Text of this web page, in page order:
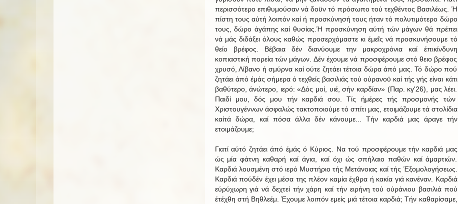
περισσότερο επιθυμούσαν νά δοϋν τό πρόσωπο τού τεχθέντος Βασιλέως. Ή
πίστη τους αύτή λοιπόν καί ή προσκύνησή τους ήταν τό πολυτιμότερο δώρο
τους, δώρο άγάπης καί θυσίας.Ή προσκύνηση αύτή τών μάγων θά πρέπει
νά μάς διδάξει όλους καθώς προσερχόμαστε κι έμεΐς νά προσκυνήσουμε τό
θείο βρέφος. Βέβαια δέν διανύουμε την μακροχρόνια καί έπικίνδυνη
κοπιαστική πορεία τών μάγων. Δέν έχουμε νά προσφέρουμε στό θειο βρέφος
χρυσό, Λίβανο ή σμύρνα καί ούτε ζητάει τέτοια δώρα άπό μας. Τό δώρο πού
ζητάει άπό έμάς σήμερα ό τεχθείς βασιλιάς τού ούρανοϋ καί τής γής είναι κάτι
βαθύτερο, άνώτερο, ιερό: «Δός μοί, υιέ, σήν καρδίαν» (Παρ. κγ'26), μας λέει.
Παιδί μου, δός μου τήν καρδιά σου. Τίς ήμέρες τής προσμονής τών
Χριστουγέννων άσφαλώς τακτοποιούμε τό σπίτι μας, ετοιμάζουμε τά στολίδια
καίτά δώρα, καί πόσα άλλα δέν κάνουμε... Τήν καρδιά μας άραγε τήν
ετοιμάζουμε;
Γιατί αύτό ζητάει άπό έμάς ό Κύριος. Να τού προσφέρουμε τήν καρδιά μας
ώς μία φάτνη καθαρή καί άγια, καί όχι ώς σπήλαιο παθών καί άμαρτιών.
Καρδιά λουσμένη στό ιερό Μυστήριο τής Μετάνοιας καί τής Έξομολογήσεως.
Καρδιά πούδέν έχει μέσα της πλέον καμία έχθρα ή κακία γιά κανέναν. Καρδιά
εύρύχωρη γιά νά δεχτεί τήν χάρη καί τήν ειρήνη τού ούράνιου βασιλιά πού
έτέχθη στή Βηθλεέμ. Έχουμε λοιπόν εμείς μιά τέτοια καρδιά; Τήν καθαρίσαμε,